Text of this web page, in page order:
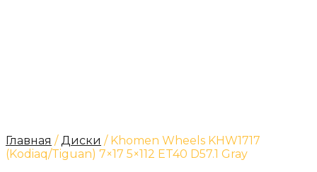
Главная /Диски / Khomen Wheels KHW1717
(Kodiaq/Tiguan) 7×17 5×112 ET40 D57.1 Gray